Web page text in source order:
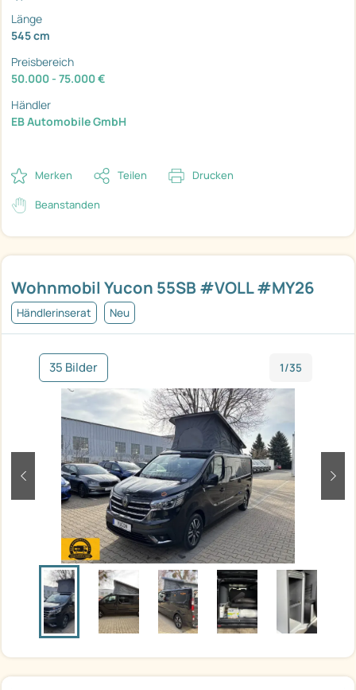
Wohnmobil Yucon 55SB #VOLL #MY26
Händlerinserat Neu
35 Bilder 1/35
zurück
Länge
545 cm
Preisbereich
50.000 - 75.000 €
Händler
EB Automobile GmbH
Merken Teilen Drucken
Beanstanden